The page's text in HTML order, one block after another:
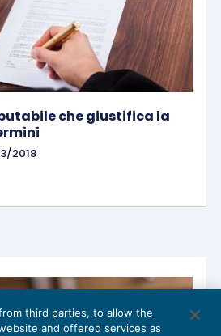
che giustifica la
2018
third parties, to allow the
and offered services as